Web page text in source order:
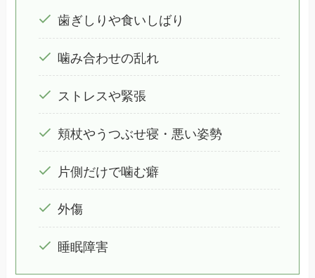
歯ぎしりや食いしばり
噛み合わせの乱れ
ストレスや緊張
頬杖やうつぶせ寝・悪い姿勢
片側だけで噛む癖
外傷
睡眠障害